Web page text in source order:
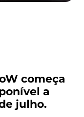
começa
a
julho.